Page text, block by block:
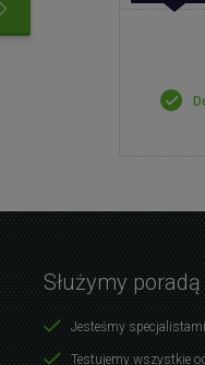
Służymy poradą
Jesteśmy
Testujemy wszystkie